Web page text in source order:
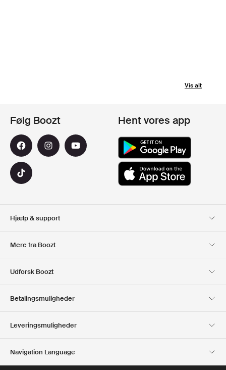
Vis alt
Hjælp & support
Mere fra Boozt
Club Boozt
Udforsk Boozt
Presse & udmærkelser
Følg Boozt Hent vores app
Betalingsmuligheder
Leveringsmuligheder
Navigation Language